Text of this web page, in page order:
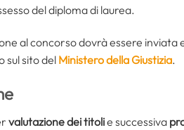
del diploma di laurea.
al concorso dovrà essere inviata
sul sito del Ministero della Giustizia.
valutazione dei titolie successiva